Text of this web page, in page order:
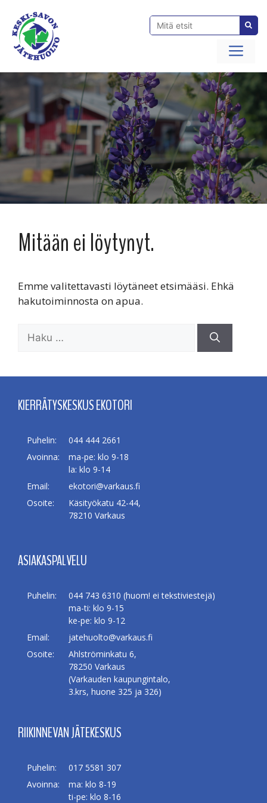
sisältöön
Mitään ei löytynyt.
Emme valitettavasti löytäneet etsimääsi. Ehkä
hakutoiminnosta on apua.
Haku:
KIERRÄTYSKESKUS EKOTORI
Puhelin:
044 444 2661
Avoinna:
ma-pe: klo 9-18
la: klo 9-14
Email:
ekotori@varkaus.fi
Osoite:
Käsityökatu 42-44,
78210 Varkaus
ASIAKASPALVELU
Puhelin:
044 743 6310 (huom! ei tekstiviestejä)
ma-ti: klo 9-15
ke-pe: klo 9-12
Email:
jatehuolto@varkaus.fi
Osoite:
Ahlströminkatu 6,
78250 Varkaus
(Varkauden kaupungintalo,
3.krs, huone 325 ja 326)
RIIKINNEVAN JÄTEKESKUS
Puhelin:
017 5581 307
Avoinna:
ma: klo 8-19
ti-pe: klo 8-16